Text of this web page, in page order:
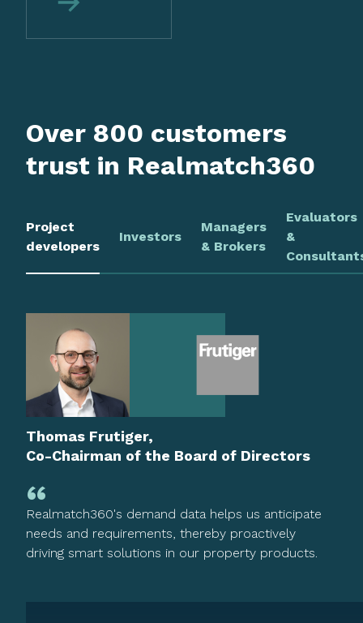
Over 800 customers
trust in Realmatch360
Project
developers
Investors
Managers
& Brokers
Evaluators
&
Thomas Frutiger,
Co-Chairman of the Board of Directors
Realmatch360's demand data helps us anticipate
needs and requirements, thereby proactively
driving smart solutions in our property products.